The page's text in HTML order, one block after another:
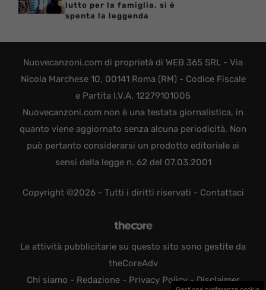
lutto per la famiglia, si è
spenta la leggenda
Nuovecanzoni.com di proprietà di WEB 365 SRL - Via
Nicola Marchese 10, 00141 Roma (RM) - Codice Fiscale
e Partita I.V.A. 12279101005
Nuovecanzoni.com non è una testata giornalistica, in
quanto viene aggiornato senza alcuna periodicità. Non
può pertanto considerarsi un prodotto editoriale ai
sensi della legge n. 62 del 07.03.2001
Copyright ©2026 - Tutti i diritti riservati - Contattaci
Le attività pubblicitarie su questo sito sono gestite da
theCoreAdv
Chi siamo - Redazione- Privacy Policy- Disclaimer